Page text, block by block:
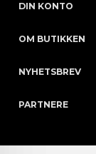
DIN KONTO
OM BUTIKKEN
NYHETSBREV
PARTNERE